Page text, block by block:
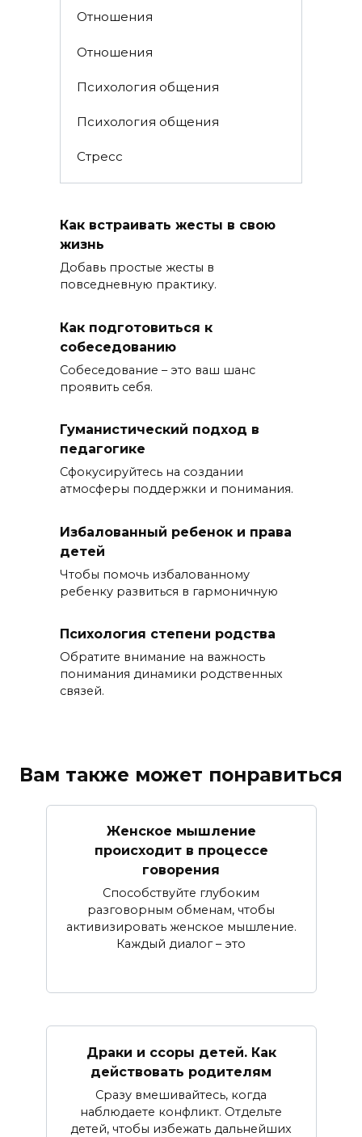
Отношения
Отношения
Психология общения
Психология общения
Стресс
Как встраивать жесты в свою
жизнь
Добавь простые жесты в
повседневную практику.
Как подготовиться к
собеседованию
Собеседование – это ваш шанс
проявить себя.
Гуманистический подход в
педагогике
Сфокусируйтесь на создании
атмосферы поддержки и понимания.
Избалованный ребенок и права
детей
Чтобы помочь избалованному
ребенку развиться в гармоничную
Психология степени родства
Обратите внимание на важность
понимания динамики родственных
связей.
Вам также может понравиться
Женское мышление
происходит в процессе
говорения
Способствуйте глубоким
разговорным обменам, чтобы
активизировать женское мышление.
Каждый диалог – это
Драки и ссоры детей. Как
действовать родителям
Сразу вмешивайтесь, когда
наблюдаете конфликт. Отдельте
детей, чтобы избежать дальнейших